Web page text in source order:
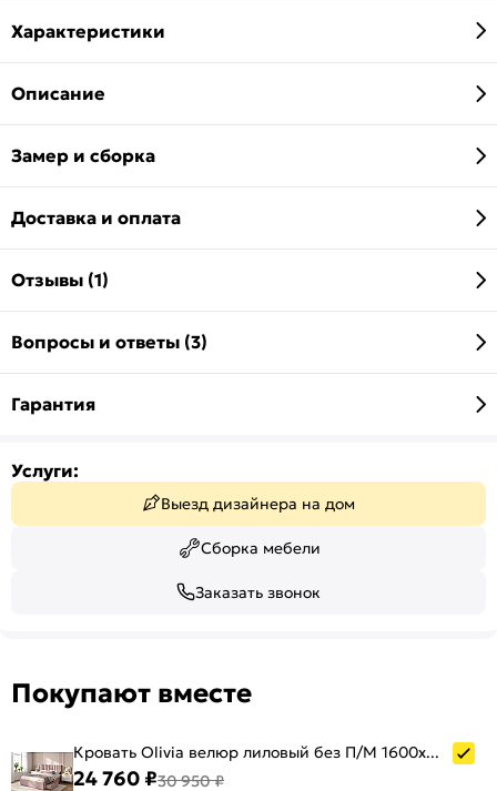
Характеристики
Описание
Замер и сборка
Доставка и оплата
Отзывы (1)
Вопросы и ответы (3)
Гарантия
Услуги:
Выезд дизайнера на дом
Сборка мебели
Заказать звонок
Покупают вместе
Кровать Olivia велюр лиловый без П/М 1600x2000, ортопедическое основание, изголовье мягкое
24 760 ₽30 950 ₽